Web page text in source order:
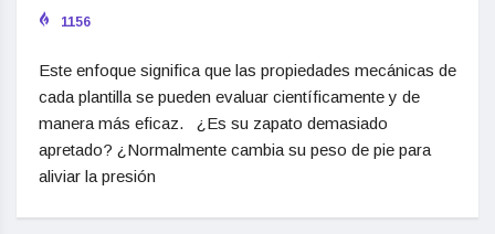
1156
Este enfoque significa que las propiedades mecánicas de
cada plantilla se pueden evaluar científicamente y de
manera más eficaz. ¿Es su zapato demasiado
apretado? ¿Normalmente cambia su peso de pie para
aliviar la presión